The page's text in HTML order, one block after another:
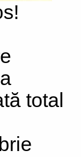
total